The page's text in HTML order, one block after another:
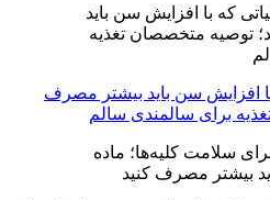
افزایش سن باید بیشتر مصرف
برای سالمندی سالم